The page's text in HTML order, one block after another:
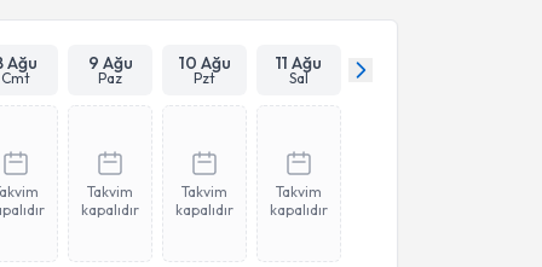
Ağu
Cmt
9 Ağu
Paz
10 Ağu
Pzt
11 Ağu
Sal
Takvim
kapalıdır
Takvim
kapalıdır
Takvim
kapalıdır